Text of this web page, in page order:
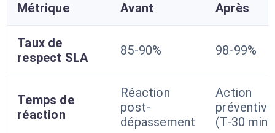
Métrique Avant Après
Taux de
respect SLA
85-90% 98-99%
Temps de
réaction
Réaction
post-
dépassement
Action
préventive
(T-30 min)